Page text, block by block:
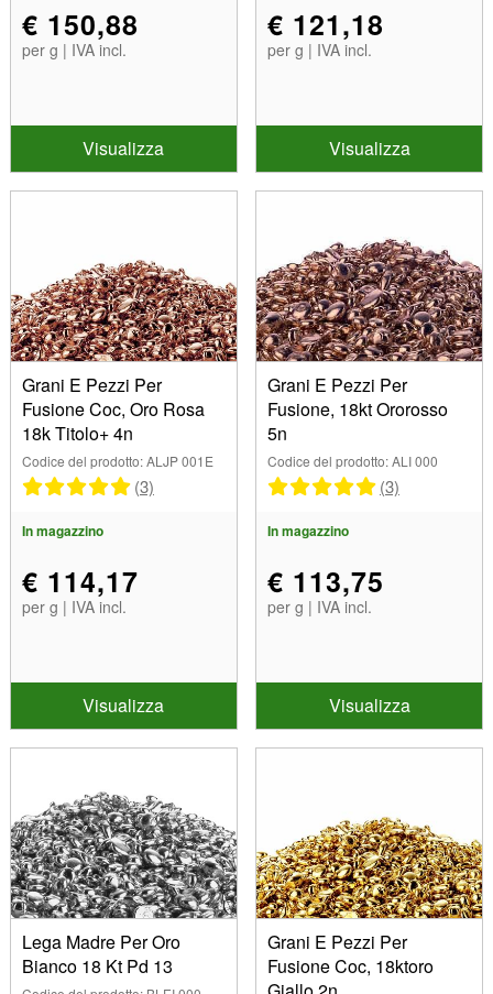
€ 150,88
per g | IVA incl.
Visualizza
€ 121,18
per g | IVA incl.
Visualizza
Grani E Pezzi Per
Fusione Coc, Oro Rosa
18k Titolo+ 4n
Codice del prodotto: ALJP 001E
(3)
In magazzino
€ 114,17
per g | IVA incl.
Visualizza
Grani E Pezzi Per
Fusione, 18kt Ororosso
5n
Codice del prodotto: ALI 000
(3)
In magazzino
€ 113,75
per g | IVA incl.
Visualizza
Lega Madre Per Oro
Bianco 18 Kt Pd 13
Grani E Pezzi Per
Fusione Coc, 18ktoro